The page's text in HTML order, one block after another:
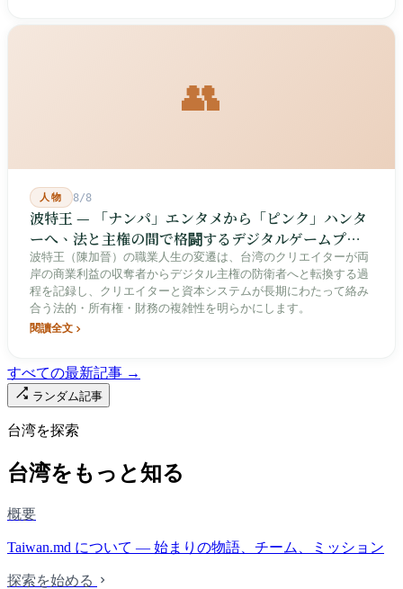
👥
人物 8/8
波特王 — 「ナンパ」エンタメから「ピンク」ハンタ
ーへ、法と主権の間で格闘するデジタルゲームプレ
イヤー
波特王（陳加晉）の職業人生の変遷は、台湾のクリエイターが両
岸の商業利益の収奪者からデジタル主権の防衛者へと転換する過
程を記録し、クリエイターと資本システムが長期にわたって絡み
合う法的・所有権・財務の複雑性を明らかにします。
閱讀全文
すべての最新記事 →
ランダム記事
台湾を探索
台湾をもっと知る
概要
Taiwan.md について — 始まりの物語、チーム、ミッション
探索を始める